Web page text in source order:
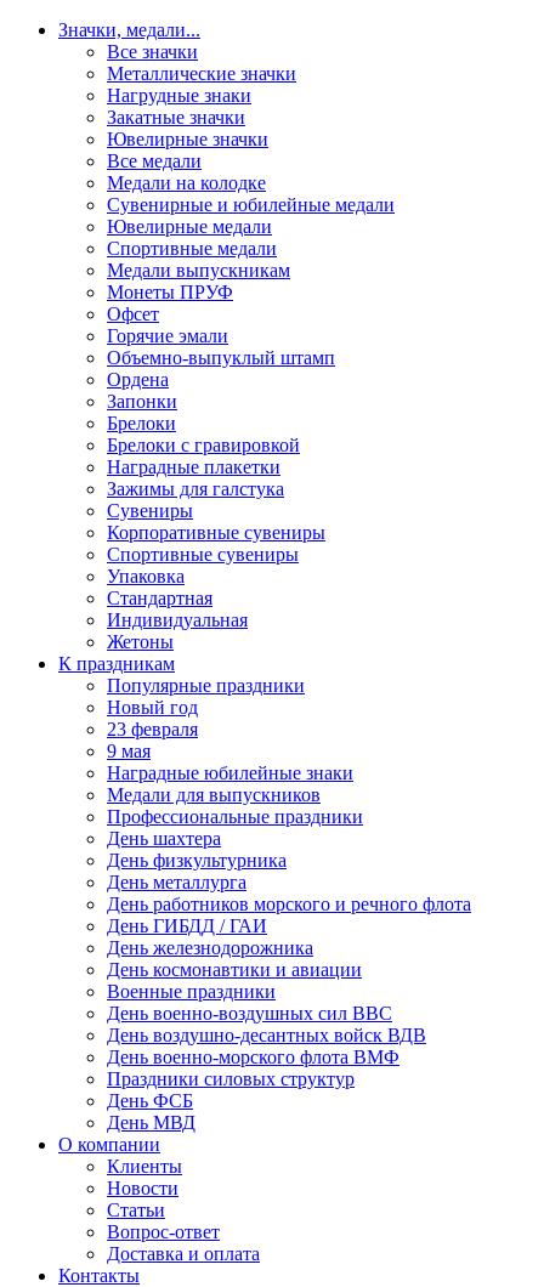
Значки, медали...
Все значки
Металлические значки
Нагрудные знаки
Закатные значки
Ювелирные значки
Все медали
Медали на колодке
Сувенирные и юбилейные медали
Ювелирные медали
Спортивные медали
Медали выпускникам
Монеты ПРУФ
Офсет
Горячие эмали
Объемно-выпуклый штамп
Ордена
Запонки
Брелоки
Брелоки с гравировкой
Наградные плакетки
Зажимы для галстука
Сувениры
Корпоративные сувениры
Спортивные сувениры
Упаковка
Стандартная
Индивидуальная
Жетоны
К праздникам
Популярные праздники
Новый год
23 февраля
9 мая
Наградные юбилейные знаки
Медали для выпускников
Профессиональные праздники
День шахтера
День физкультурника
День металлурга
День работников морского и речного флота
День ГИБДД / ГАИ
День железнодорожника
День космонавтики и авиации
Военные праздники
День военно-воздушных сил ВВС
День воздушно-десантных войск ВДВ
День военно-морского флота ВМФ
Праздники силовых структур
День ФСБ
День МВД
О компании
Клиенты
Новости
Статьи
Вопрос-ответ
Доставка и оплата
Контакты